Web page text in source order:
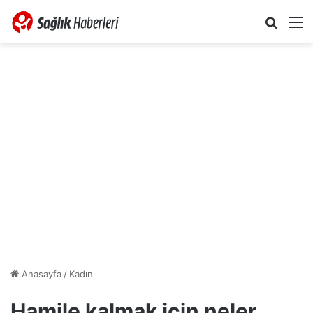
Anasayfa/ Kadın